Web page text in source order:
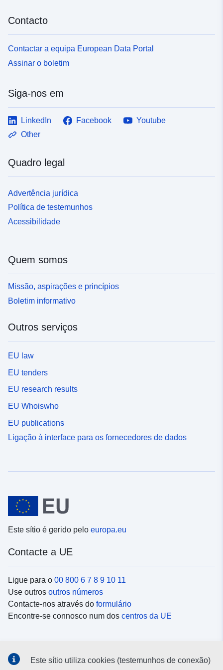
Contacto
Contactar a equipa European Data Portal
Assinar o boletim
Siga-nos em
LinkedIn Facebook
Youtube
Other
Quadro legal
Advertência jurídica
Política de testemunhos
Acessibilidade
Quem somos
Missão, aspirações e princípios
Boletim informativo
Outros serviços
EU law
EU tenders
EU research results
EU Whoiswho
EU publications
Ligação à interface para os fornecedores de dados
Este sítio é gerido pelo europa.eu
Contacte a UE
Ligue para o 00 800 6 7 8 9 10 11
Use outros outros números
Contacte-nos através do formulário
Encontre-se connosco num dos centros da UE
Este sítio utiliza cookies (testemunhos de conexão)